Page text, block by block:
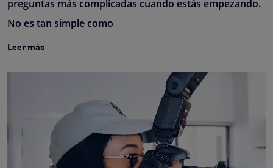
preguntas más complicadas cuando estás empezando.
No es tan simple como
Leer más